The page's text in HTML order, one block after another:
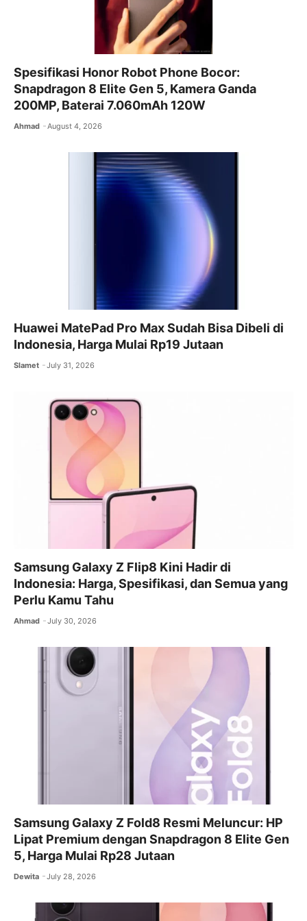
Spesifikasi Honor Robot Phone Bocor:
Snapdragon 8 Elite Gen 5, Kamera Ganda
200MP, Baterai 7.060mAh 120W
Ahmad August 4, 2026
Huawei MatePad Pro Max Sudah Bisa Dibeli di
Indonesia, Harga Mulai Rp19 Jutaan
Slamet July 31, 2026
Samsung Galaxy Z Flip8 Kini Hadir di
Indonesia: Harga, Spesifikasi, dan Semua yang
Perlu Kamu Tahu
Ahmad July 30, 2026
Samsung Galaxy Z Fold8 Resmi Meluncur: HP
Lipat Premium dengan Snapdragon 8 Elite Gen
5, Harga Mulai Rp28 Jutaan
Dewita July 28, 2026